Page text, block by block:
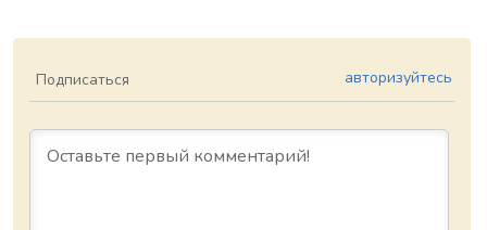
Подписаться авторизуйтесь